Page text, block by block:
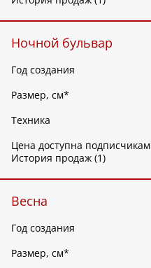
Ночной бульвар
Год создания
Размер, см*
Техника
Цена доступна подписчикам
История продаж (1)
Весна
Год создания
Размер, см*